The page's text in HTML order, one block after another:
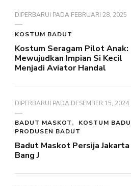
DIPERBARUI PADA FEBRUARI 28, 2025
KOSTUM BADUT
Kostum Seragam Pilot Anak:
Mewujudkan Impian Si Kecil
Menjadi Aviator Handal
DIPERBARUI PADA DESEMBER 15, 2024
BADUT MASKOT
KOSTUM
PRODUSEN BADUT
Badut Maskot Persija Jakarta
Bang J